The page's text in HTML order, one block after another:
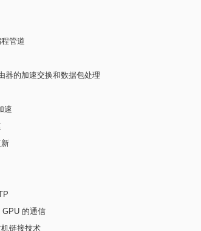
管道
器的加速交换和数据包处理
速
的通信
链接技术